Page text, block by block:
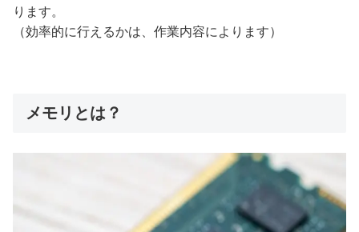
ります。
（効率的に行えるかは、作業内容によります）
メモリとは？